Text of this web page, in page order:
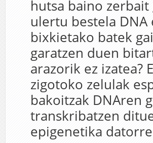
hutsa baino
ulertu bestela
bixkietako batek
garatzen duen
arazorik ez izatea?
zigotoko zelulak
bakoitzak DNAren
transkribatzen
epigenetika